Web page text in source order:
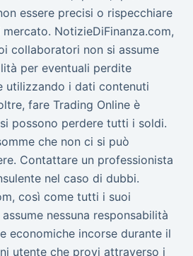
essere precisi o rispecchiare
NotizieDiFinanza.com,
collaboratori non si assume
per eventuali perdite
utilizzando i dati contenuti
fare Trading Online è
possono perdere tutti i soldi.
che non ci si può
Contattare un professionista
nel caso di dubbi.
così come tutti i suoi
nessuna responsabilità
economiche incorse durante il
utente che provi attraverso i